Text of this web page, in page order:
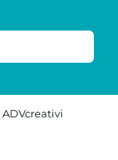
ADVcreativi